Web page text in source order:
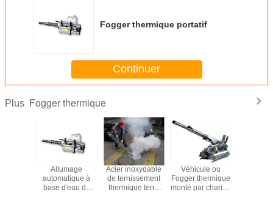
Fogger thermique portatif
Continuer
Plus Fogger thermique
Allumage
automatique à
base d'eau de
Acier inoxydable
de ternissement
thermique tenu
Véhicule ou
Fogger thermique
monté par chariot,